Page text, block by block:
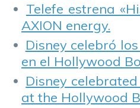
Telefe estrena
AXION energy.
Disney celebró
en el Hollywood
Disney
at the Hollywood